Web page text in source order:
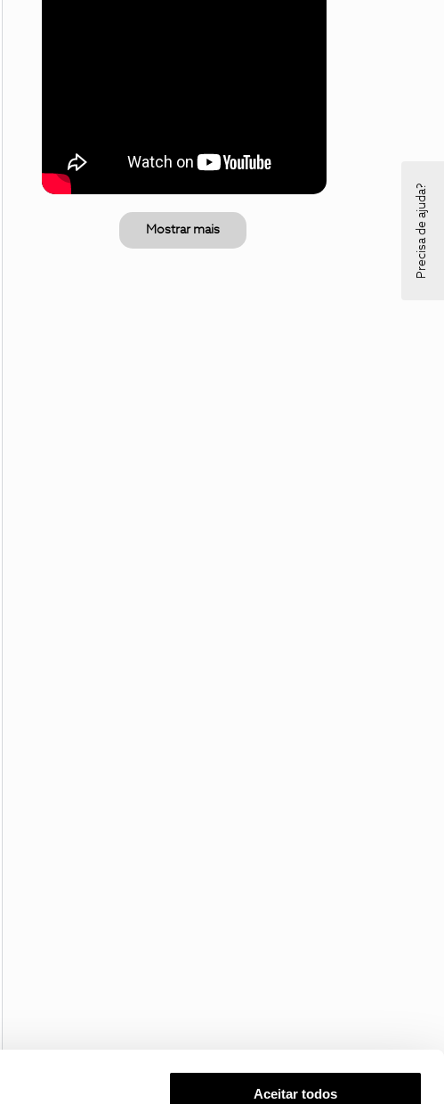
Aceitar todos
Mostrar mais Precisa de ajuda?